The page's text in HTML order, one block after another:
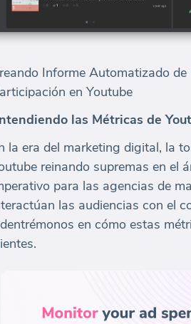
Informe Automatizado
en Youtube
las Métricas de
la era del marketing digital, la
reinando supremas en el
para las agencias de
las audiencias con el
en cómo estas